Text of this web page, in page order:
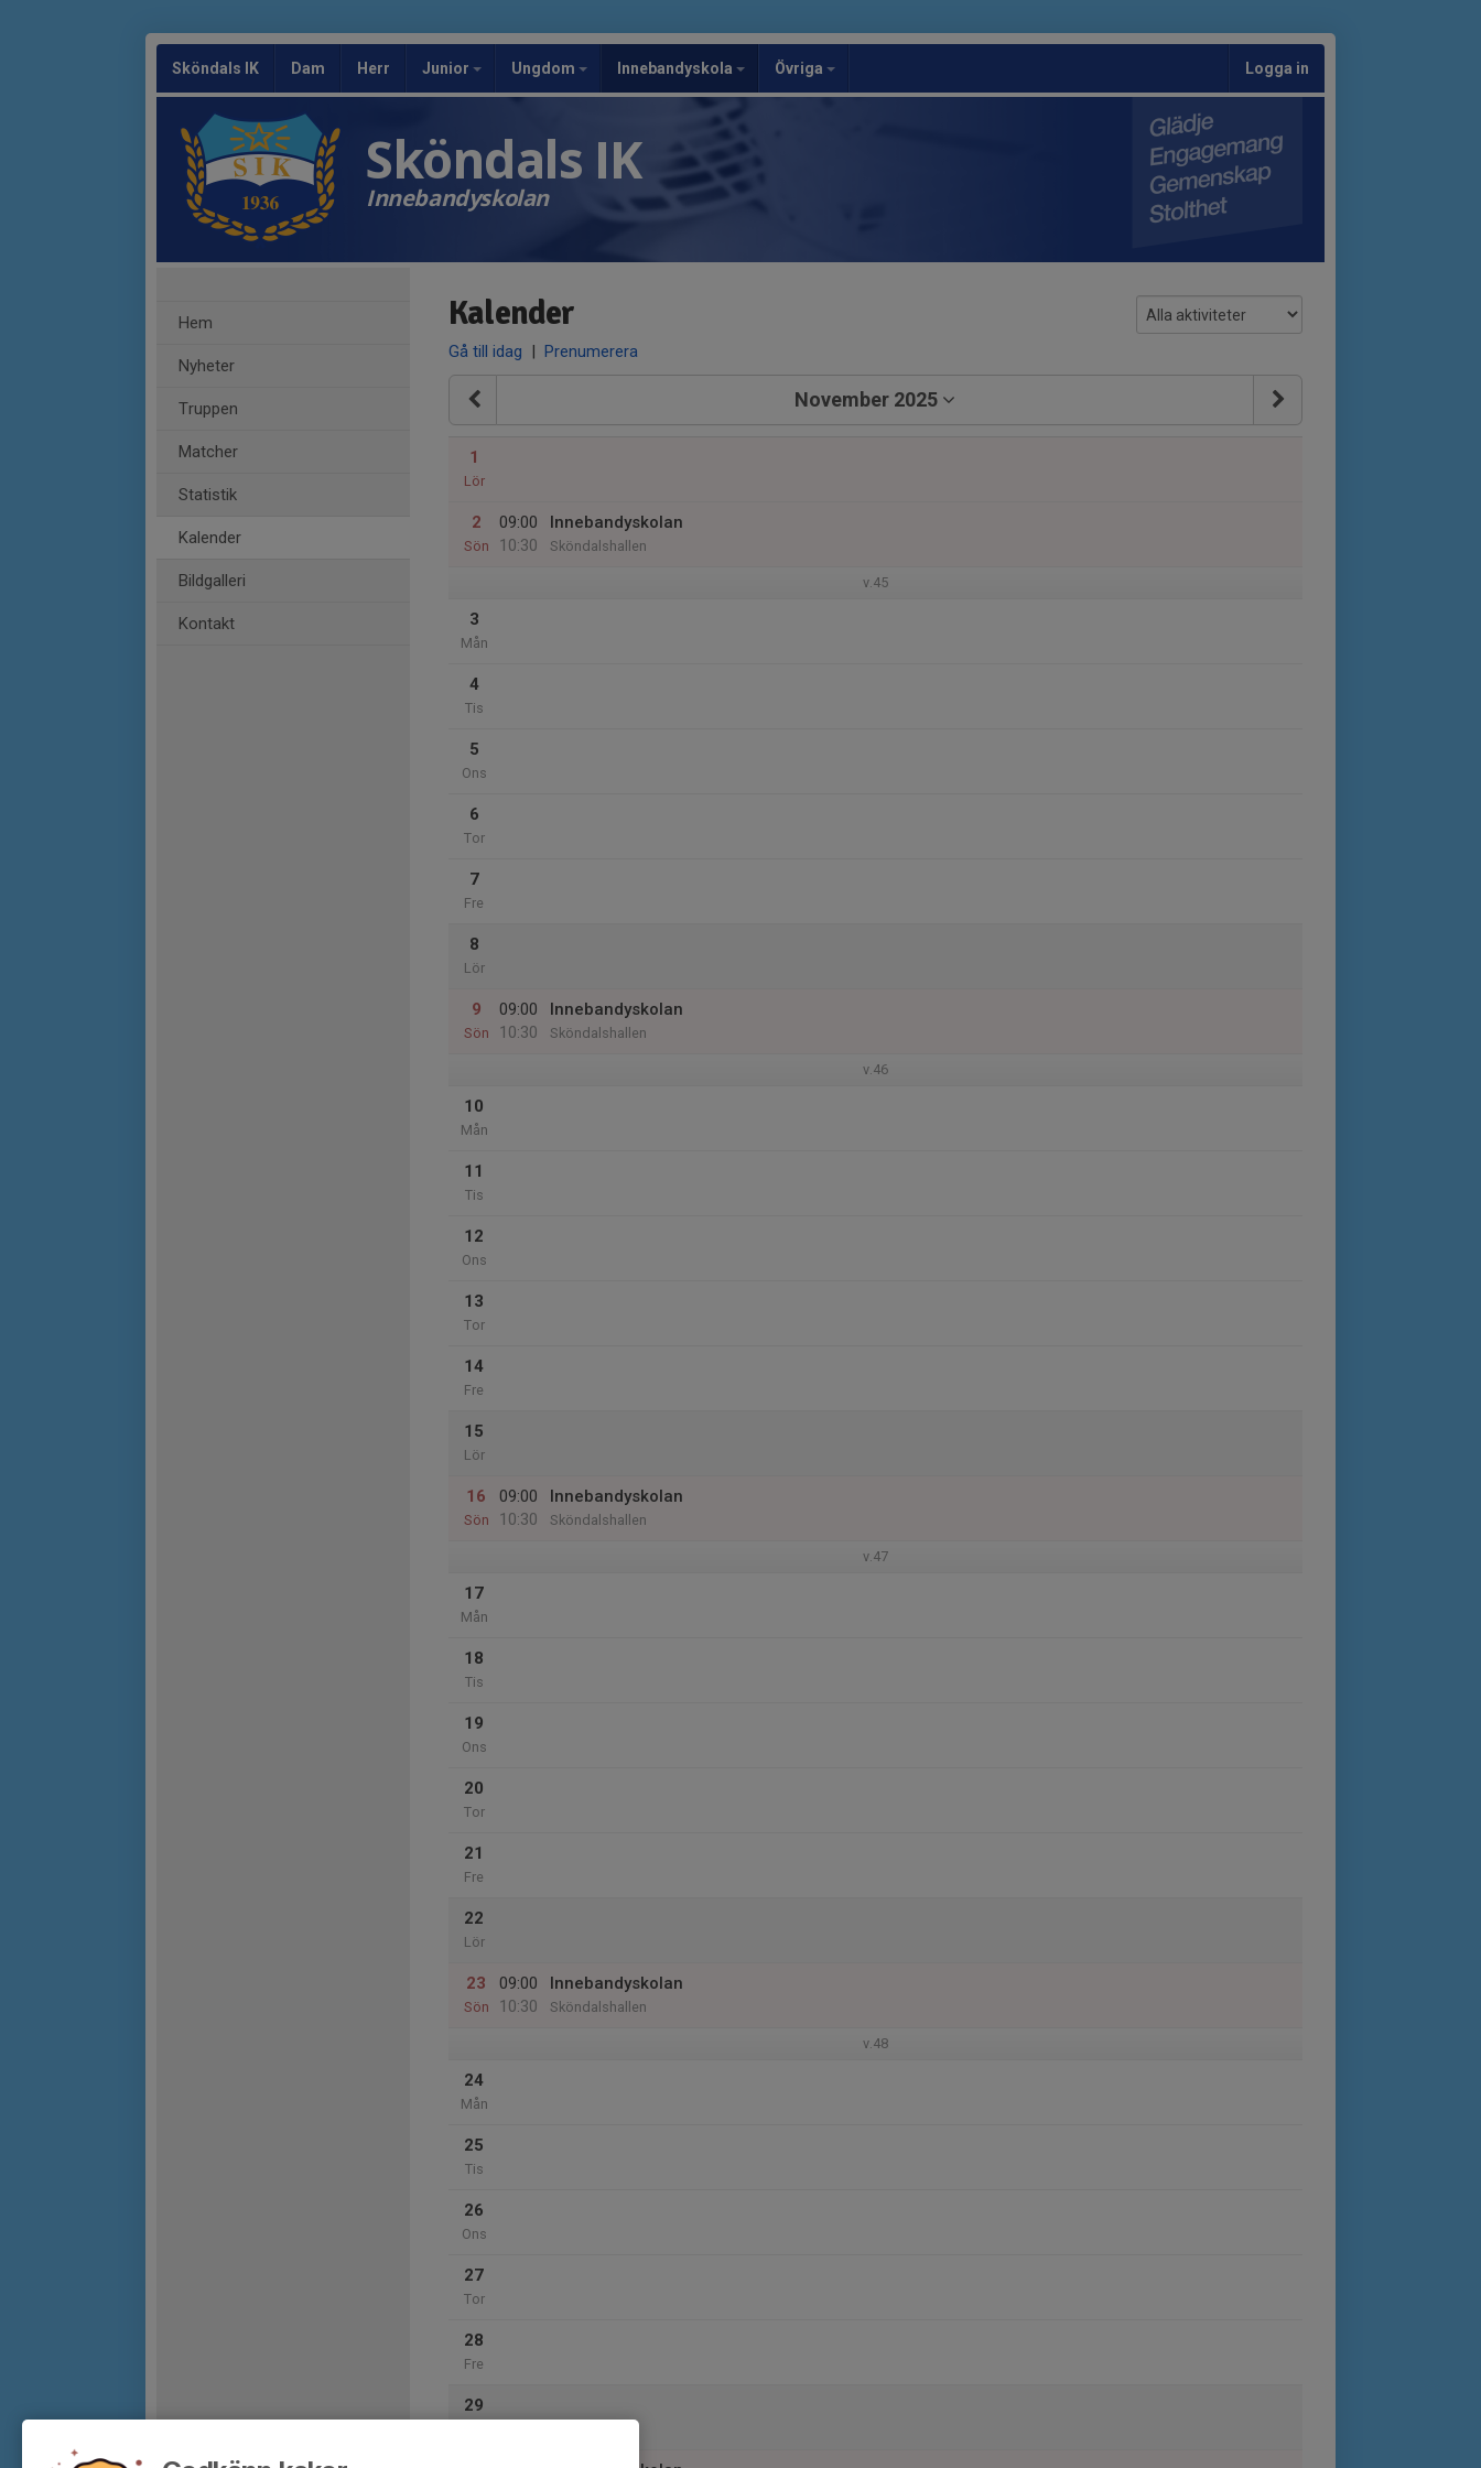
Sköndals IK Dam Herr Junior Ungdom Innebandyskola Övriga Logga in
Sköndals IK
Innebandyskolan
Hem
Nyheter
Truppen
Matcher
Statistik
Kalender
Bildgalleri
Kontakt
Kalender
Gå till idag | Prenumerera
November 2025
1
Lör
2
Sön
09:00
10:30
Innebandyskolan
Sköndalshallen
v.45
3
Mån
4
Tis
5
Ons
6
Tor
7
Fre
8
Lör
9
Sön
09:00
10:30
Innebandyskolan
Sköndalshallen
v.46
10
Mån
11
Tis
12
Ons
13
Tor
14
Fre
15
Lör
16
Sön
09:00
10:30
Innebandyskolan
Sköndalshallen
v.47
17
Mån
18
Tis
19
Ons
20
Tor
21
Fre
22
Lör
23
Sön
09:00
10:30
Innebandyskolan
Sköndalshallen
v.48
24
Mån
25
Tis
26
Ons
27
Tor
28
Fre
29